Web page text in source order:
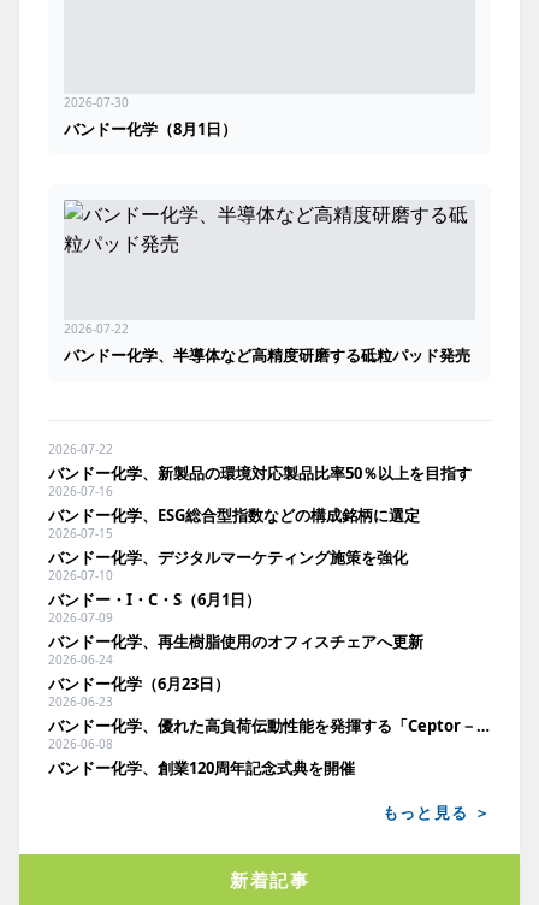
2026-07-30
バンドー化学（8月1日）
2026-07-22
バンドー化学、半導体など高精度研磨する砥粒パッド発売
2026-07-22
バンドー化学、新製品の環境対応製品比率50％以上を目指す
2026-07-16
バンドー化学、ESG総合型指数などの構成銘柄に選定
2026-07-15
バンドー化学、デジタルマーケティング施策を強化
2026-07-10
バンドー・I・C・S（6月1日）
2026-07-09
バンドー化学、再生樹脂使用のオフィスチェアへ更新
2026-06-24
バンドー化学（6月23日）
2026-06-23
バンドー化学、優れた高負荷伝動性能を発揮する「Ceptor－X」に注力
2026-06-08
バンドー化学、創業120周年記念式典を開催
もっと見る ＞
新着記事